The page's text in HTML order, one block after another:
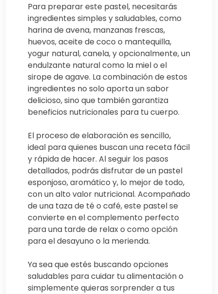
Para preparar este pastel, necesitarás
ingredientes simples y saludables, como
harina de avena, manzanas frescas,
huevos, aceite de coco o mantequilla,
yogur natural, canela, y opcionalmente, un
endulzante natural como la miel o el
sirope de agave. La combinación de estos
ingredientes no solo aporta un sabor
delicioso, sino que también garantiza
beneficios nutricionales para tu cuerpo.
El proceso de elaboración es sencillo,
ideal para quienes buscan una receta fácil
y rápida de hacer. Al seguir los pasos
detallados, podrás disfrutar de un pastel
esponjoso, aromático y, lo mejor de todo,
con un alto valor nutricional. Acompañado
de una taza de té o café, este pastel se
convierte en el complemento perfecto
para una tarde de relax o como opción
para el desayuno o la merienda.
Ya sea que estés buscando opciones
saludables para cuidar tu alimentación o
simplemente quieras sorprender a tus